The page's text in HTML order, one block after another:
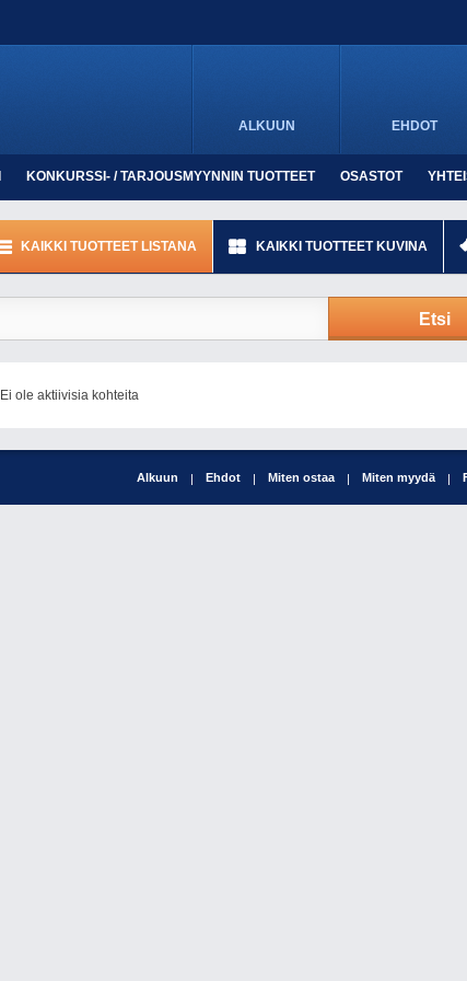
ALKUUN EHDOT
KONKURSSI- / TARJOUSMYYNNIN TUOTTEET OSASTOT
KAIKKI TUOTTEET LISTANA KAIKKI TUOTTEET KUVINA
Etsi
Ei ole aktiivisia kohteita
Alkuun Ehdot Miten ostaa Miten myydä